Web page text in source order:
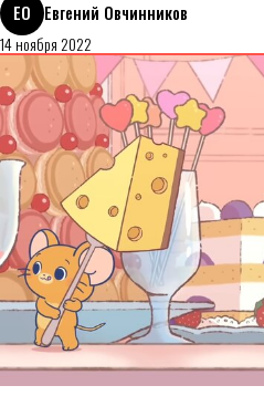
ЕО
Евгений Овчинников
14 ноября 2022